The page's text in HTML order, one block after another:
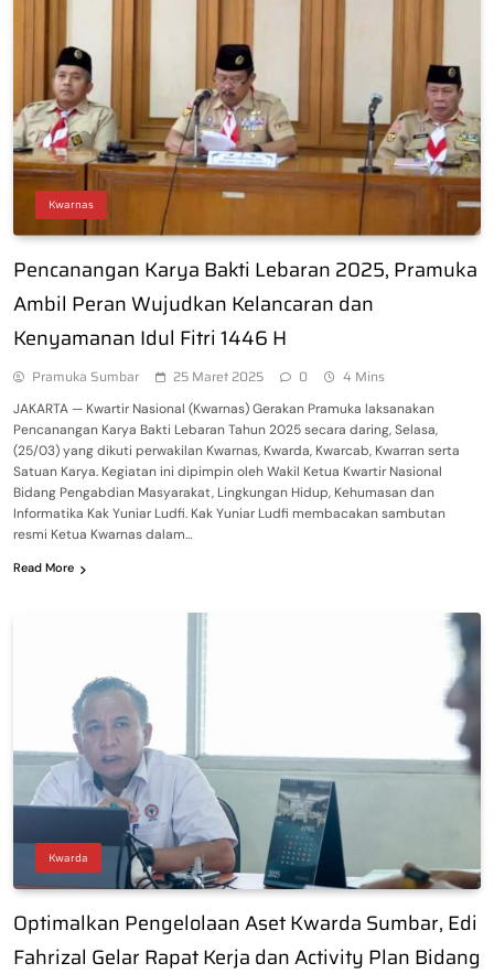
Kwarnas
Pencanangan Karya Bakti Lebaran 2025, Pramuka
Ambil Peran Wujudkan Kelancaran dan
Kenyamanan Idul Fitri 1446 H
Pramuka Sumbar 25 Maret 2025 0 4 Mins
JAKARTA — Kwartir Nasional (Kwarnas) Gerakan Pramuka laksanakan
Pencanangan Karya Bakti Lebaran Tahun 2025 secara daring, Selasa,
(25/03) yang dikuti perwakilan Kwarnas, Kwarda, Kwarcab, Kwarran serta
Satuan Karya. Kegiatan ini dipimpin oleh Wakil Ketua Kwartir Nasional
Bidang Pengabdian Masyarakat, Lingkungan Hidup, Kehumasan dan
Informatika Kak Yuniar Ludfi. Kak Yuniar Ludfi membacakan sambutan
resmi Ketua Kwarnas dalam…
Read More
Kwarda
Optimalkan Pengelolaan Aset Kwarda Sumbar, Edi
Fahrizal Gelar Rapat Kerja dan Activity Plan Bidang